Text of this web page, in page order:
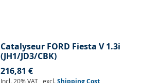
Catalyseur FORD Fiesta V 1.3i
(JH1/JD3/CBK)
216,81 €
Incl. 20% VAT , excl.